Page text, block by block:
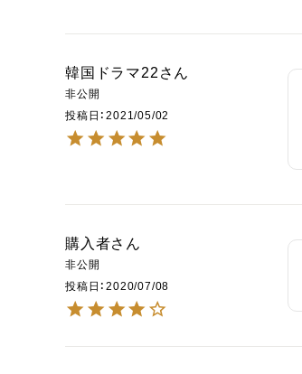
韓国ドラマ22
非公開
投稿日
2021/05/02
購入者
非公開
投稿日
2020/07/08